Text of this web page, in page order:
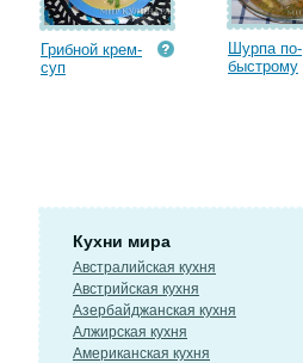
Грибной крем-
суп
Шурпа по-
быстрому
Кухни мира
Австралийская кухня
Австрийская кухня
Азербайджанская кухня
Алжирская кухня
Американская кухня